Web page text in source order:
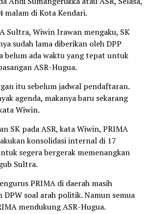
malam di Kota Kendari.
Sultra, Wiwin Irawan mengaku, SK
sudah lama diberikan oleh DPP
belum ada waktu yang tepat untuk
ASR-Hugua.
itu sebelum jadwal pendaftaran.
agenda, makanya baru sekarang
Wiwin.
SK pada ASR, kata Wiwin, PRIMA
konsolidasi internal di 17
segera bergerak memenangkan
Sultra.
PRIMA di daerah masih
DPW soal arah politik. Namun semua
mendukung ASR-Hugua.